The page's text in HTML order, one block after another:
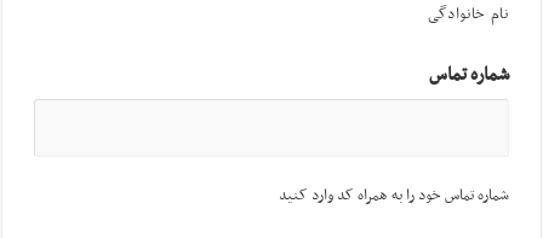
نام خانوادگی
شماره تماس
شماره تماس خود را به همراه کد وارد کنید